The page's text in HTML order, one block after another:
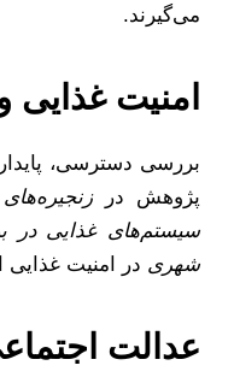
می‌گیرند.
امنیت غذایی
بررسی دسترسی،
پژوهش در
سیستم‌های غذایی در
شهری در امنیت
عدالت